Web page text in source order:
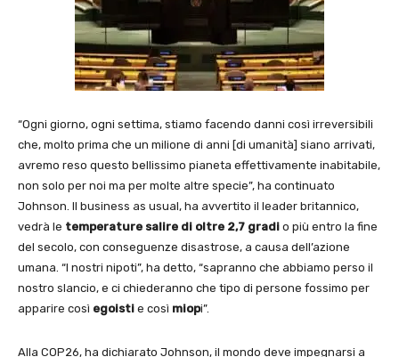
“Ogni giorno, ogni settima, stiamo facendo danni così irreversibili
che, molto prima che un milione di anni [di umanità] siano arrivati,
avremo reso questo bellissimo pianeta effettivamente inabitabile,
non solo per noi ma per molte altre specie”, ha continuato
Johnson. Il business as usual, ha avvertito il leader britannico,
vedrà le temperature salire di oltre 2,7 gradi o più entro la fine
del secolo, con conseguenze disastrose, a causa dell’azione
umana. “I nostri nipoti”, ha detto, “sapranno che abbiamo perso il
nostro slancio, e ci chiederanno che tipo di persone fossimo per
apparire così egoisti e così miopi”.
Alla COP26, ha dichiarato Johnson, il mondo deve impegnarsi a